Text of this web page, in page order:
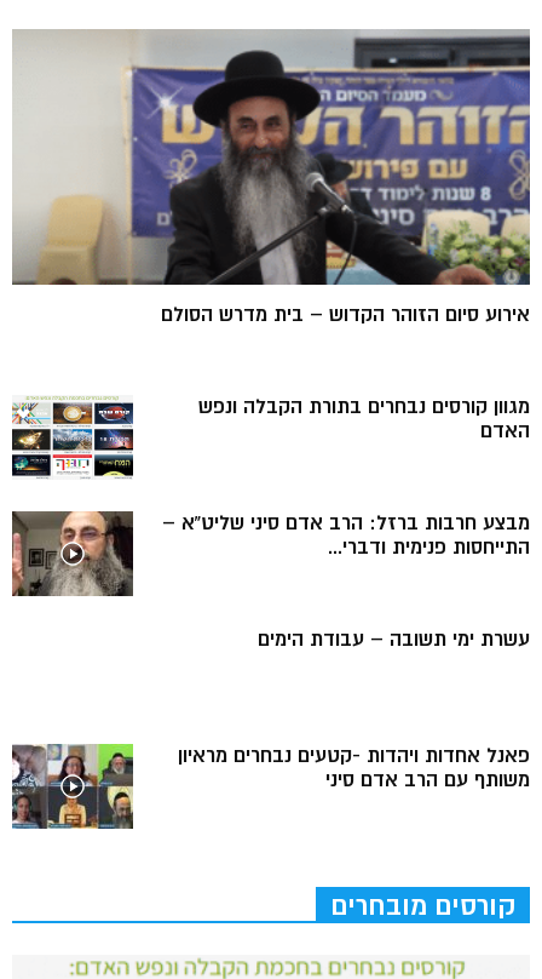
אירוע סיום הזוהר הקדוש – בית מדרש הסולם
מגוון קורסים נבחרים בתורת הקבלה ונפש
האדם
מבצע חרבות ברזל: הרב אדם סיני שליט”א –
התייחסות פנימית ודברי...
עשרת ימי תשובה – עבודת הימים
פאנל אחדות ויהדות -קטעים נבחרים מראיון
משותף עם הרב אדם סיני
קורסים מובחרים